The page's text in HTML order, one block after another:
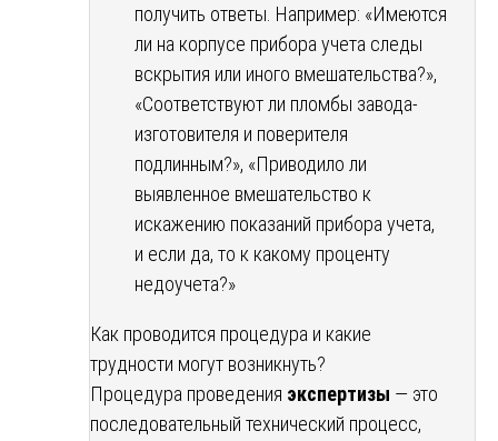
получить ответы. Например: «Имеются
ли на корпусе прибора учета следы
вскрытия или иного вмешательства?»,
«Соответствуют ли пломбы завода-
изготовителя и поверителя
подлинным?», «Приводило ли
выявленное вмешательство к
искажению показаний прибора учета,
и если да, то к какому проценту
недоучета?»
Как проводится процедура и какие
трудности могут возникнуть?
Процедура проведения экспертизы — это
последовательный технический процесс,